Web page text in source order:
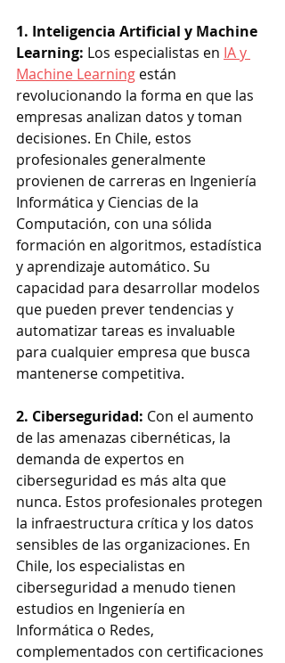
1. Inteligencia Artificial y Machine
Learning: Los especialistas en IA y
Machine Learning están
revolucionando la forma en que las
empresas analizan datos y toman
decisiones. En Chile, estos
profesionales generalmente
provienen de carreras en Ingeniería
Informática y Ciencias de la
Computación, con una sólida
formación en algoritmos, estadística
y aprendizaje automático. Su
capacidad para desarrollar modelos
que pueden prever tendencias y
automatizar tareas es invaluable
para cualquier empresa que busca
mantenerse competitiva.
2. Ciberseguridad: Con el aumento
de las amenazas cibernéticas, la
demanda de expertos en
ciberseguridad es más alta que
nunca. Estos profesionales protegen
la infraestructura crítica y los datos
sensibles de las organizaciones. En
Chile, los especialistas en
ciberseguridad a menudo tienen
estudios en Ingeniería en
Informática o Redes,
complementados con certificaciones